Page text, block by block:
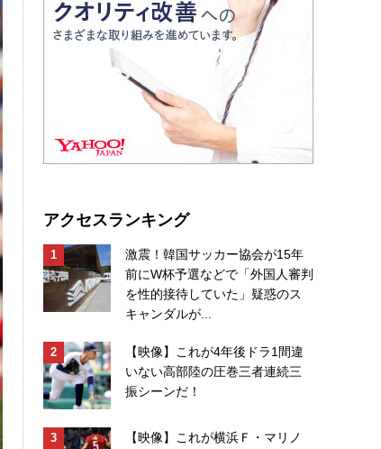
アクセスランキング
激震！韓国サッカー協会が15年
前にW杯予選などで「外国人審判
を性的接待していた」疑惑のス
キャンダルが...
【映像】これが4年後ドラ1間違
いない高部陸の圧巻三者連続三
振シーンだ！
【映像】これが横浜Ｆ・マリノ